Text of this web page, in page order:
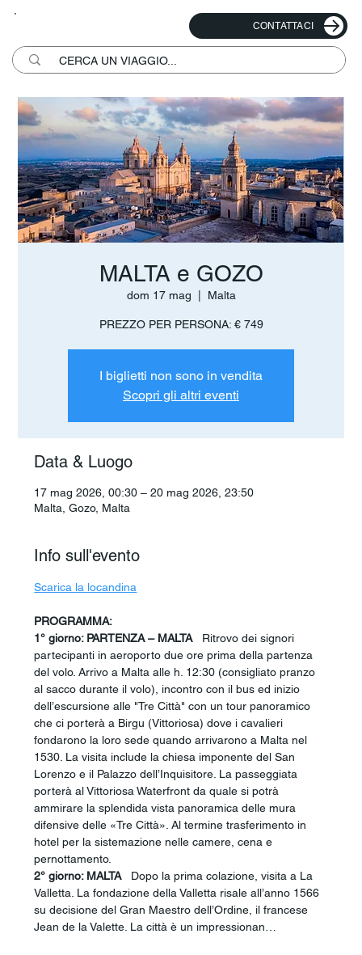
CONTATTACI
MALTA e GOZO
dom 17 mag Malta
PREZZO PER PERSONA: € 749
I biglietti non sono in vendita
Scopri gli altri eventi
Data & Luogo
17 mag 2026, 00:30 – 20 mag 2026, 23:50
Malta, Gozo, Malta
Info sull'evento
Scarica la locandina
PROGRAMMA:
1° giorno: PARTENZA – MALTA
  Ritrovo dei signori
partecipanti in aeroporto due ore prima della partenza
del volo. Arrivo a Malta alle h. 12:30 (consigliato pranzo
al sacco durante il volo), incontro con il bus ed inizio
dell’escursione alle "Tre Città" con un tour panoramico
che ci porterà a Birgu (Vittoriosa) dove i cavalieri
fondarono la loro sede quando arrivarono a Malta nel
1530. La visita include la chiesa imponente del San
Lorenzo e il Palazzo dell’Inquisitore. La passeggiata
porterà al Vittoriosa Waterfront da quale si potrà
ammirare la splendida vista panoramica delle mura
difensive delle «Tre Città». Al termine trasferimento in
hotel per la sistemazione nelle camere, cena e
pernottamento.
2° giorno: MALTA
  Dopo la prima colazione, visita a La
Valletta. La fondazione della Valletta risale all’anno 1566
su decisione del Gran Maestro dell’Ordine, il francese
Jean de la Valette. La città è un impressionan…